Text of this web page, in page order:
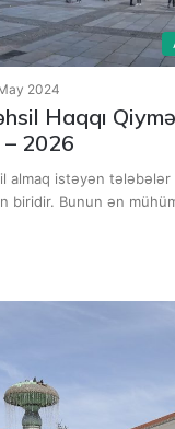
2024
Haqqı
– 2026
almaq istəyən tələbələr
biridir. Bunun ən